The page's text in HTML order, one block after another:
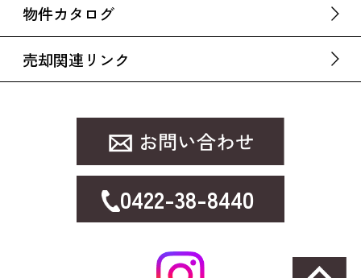
物件カタログ
売却関連リンク
0422-38-8440